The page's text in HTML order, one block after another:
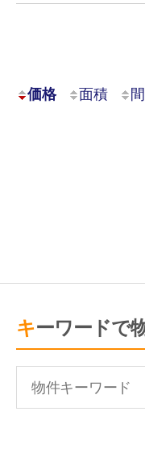
価格 面積
キーワードで